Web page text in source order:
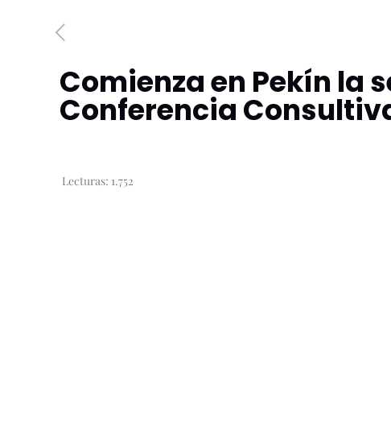
Comienza en Pekín la
Conferencia
Lecturas: 1.752